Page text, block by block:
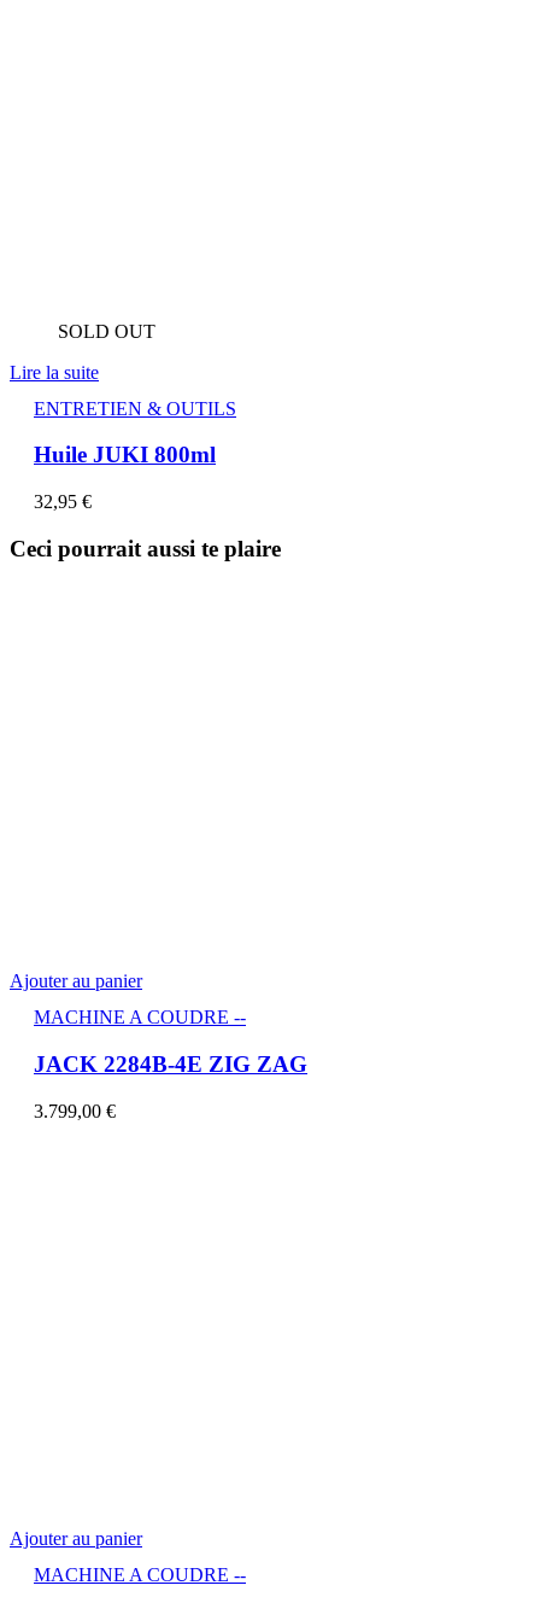
SOLD OUT
Lire la suite
ENTRETIEN & OUTILS
Huile JUKI 800ml
32,95 €
Ceci pourrait aussi te plaire
Ajouter au panier
MACHINE A COUDRE --
JACK 2284B-4E ZIG ZAG
3.799,00 €
Ajouter au panier
MACHINE A COUDRE --